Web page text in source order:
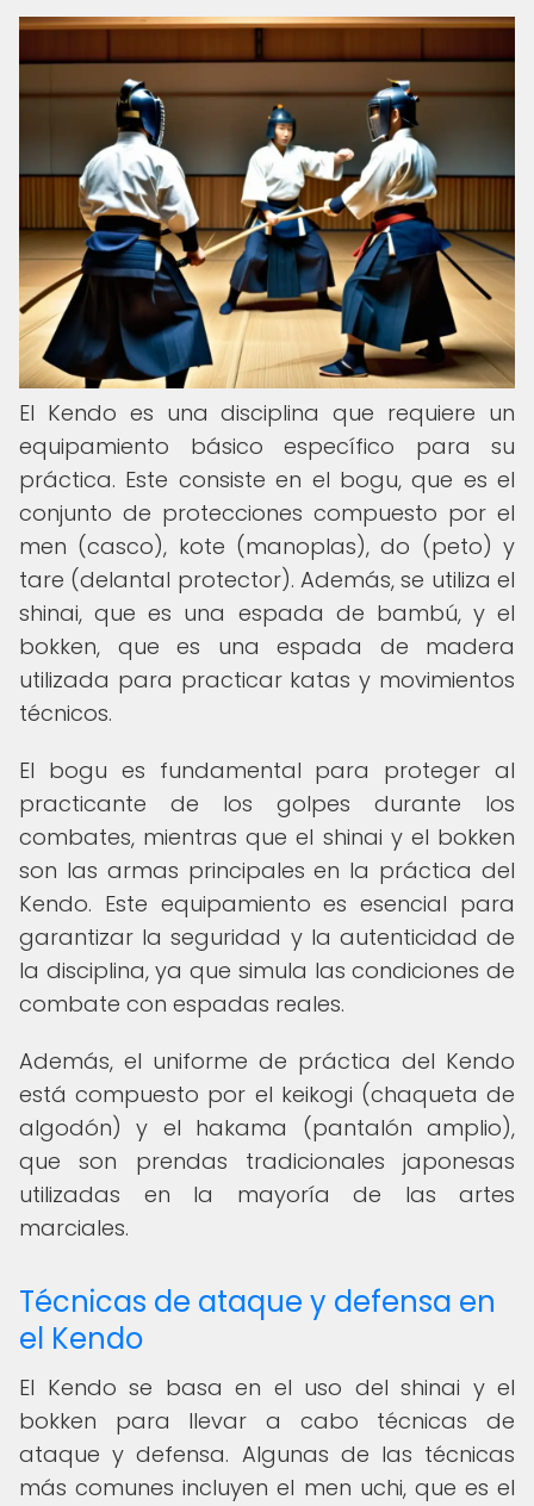
El Kendo es una disciplina que requiere un
equipamiento básico específico para su
práctica. Este consiste en el bogu, que es el
conjunto de protecciones compuesto por el
men (casco), kote (manoplas), do (peto) y
tare (delantal protector). Además, se utiliza el
shinai, que es una espada de bambú, y el
bokken, que es una espada de madera
utilizada para practicar katas y movimientos
técnicos.
El bogu es fundamental para proteger al
practicante de los golpes durante los
combates, mientras que el shinai y el bokken
son las armas principales en la práctica del
Kendo. Este equipamiento es esencial para
garantizar la seguridad y la autenticidad de
la disciplina, ya que simula las condiciones de
combate con espadas reales.
Además, el uniforme de práctica del Kendo
está compuesto por el keikogi (chaqueta de
algodón) y el hakama (pantalón amplio),
que son prendas tradicionales japonesas
utilizadas en la mayoría de las artes
marciales.
Técnicas de ataque y defensa en
el Kendo
El Kendo se basa en el uso del shinai y el
bokken para llevar a cabo técnicas de
ataque y defensa. Algunas de las técnicas
más comunes incluyen el men uchi, que es el